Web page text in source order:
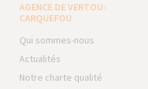
AGENCE DE VERTOU-
CARQUEFOU
Qui sommes-nous
Actualités
Notre charte qualité